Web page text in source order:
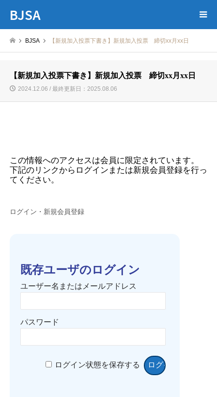
BJSA
BJSA 【新規加入投票下書き】新規加入投票 締切xx月xx日
【新規加入投票下書き】新規加入投票 締切xx月xx日
2024.12.06 / 最終更新日：2025.08.06
この情報へのアクセスは会員に限定されています。
下記のリンクからログインまたは新規会員登録を行っ
てください。
ログイン・新規会員登録
既存ユーザのログイン
ユーザー名またはメールアドレス
パスワード
ログイン状態を保存する